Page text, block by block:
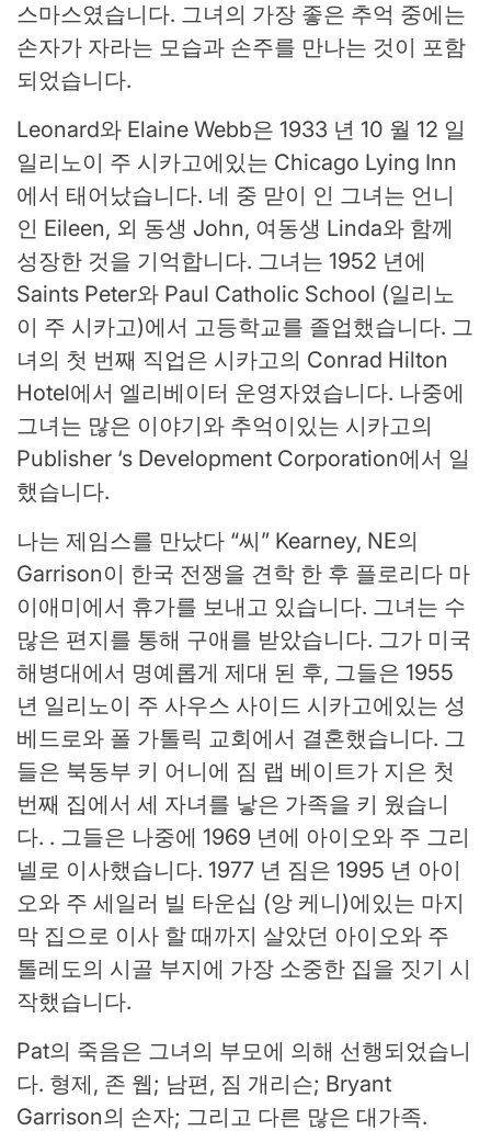
스마스였습니다. 그녀의 가장 좋은 추억 중에는
손자가 자라는 모습과 손주를 만나는 것이 포함
되었습니다.
Leonard와 Elaine Webb은 1933 년 10 월 12 일
일리노이 주 시카고에있는 Chicago Lying Inn
에서 태어났습니다. 네 중 맏이 인 그녀는 언니
인 Eileen, 외 동생 John, 여동생 Linda와 함께
성장한 것을 기억합니다. 그녀는 1952 년에
Saints Peter와 Paul Catholic School (일리노
이 주 시카고)에서 고등학교를 졸업했습니다. 그
녀의 첫 번째 직업은 시카고의 Conrad Hilton
Hotel에서 엘리베이터 운영자였습니다. 나중에
그녀는 많은 이야기와 추억이있는 시카고의
Publisher ‘s Development Corporation에서 일
했습니다.
나는 제임스를 만났다 “씨” Kearney, NE의
Garrison이 한국 전쟁을 견학 한 후 플로리다 마
이애미에서 휴가를 보내고 있습니다. 그녀는 수
많은 편지를 통해 구애를 받았습니다. 그가 미국
해병대에서 명예롭게 제대 된 후, 그들은 1955
년 일리노이 주 사우스 사이드 시카고에있는 성
베드로와 폴 가톨릭 교회에서 결혼했습니다. 그
들은 북동부 키 어니에 짐 랩 베이트가 지은 첫
번째 집에서 세 자녀를 낳은 가족을 키 웠습니
다. . 그들은 나중에 1969 년에 아이오와 주 그리
넬로 이사했습니다. 1977 년 짐은 1995 년 아이
오와 주 세일러 빌 타운십 (앙 케니)에있는 마지
막 집으로 이사 할 때까지 살았던 아이오와 주
톨레도의 시골 부지에 가장 소중한 집을 짓기 시
작했습니다.
Pat의 죽음은 그녀의 부모에 의해 선행되었습니
다. 형제, 존 웹; 남편, 짐 개리슨; Bryant
Garrison의 손자; 그리고 다른 많은 대가족.